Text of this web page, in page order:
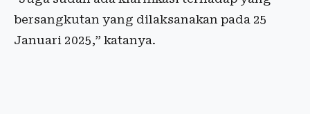
bersangkutan yang dilaksanakan pada 25
Januari 2025,” katanya.